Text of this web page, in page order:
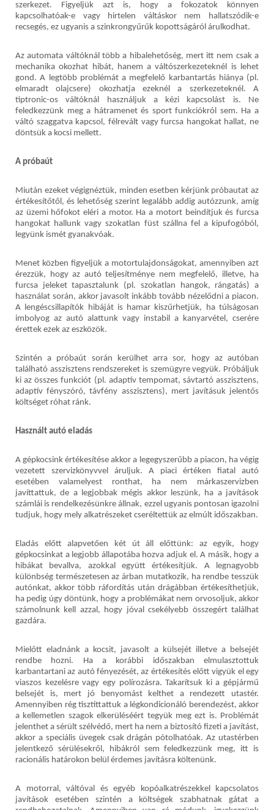
szerkezet. Figyeljük azt is, hogy a fokozatok könnyen
kapcsolhatóak-e vagy hirtelen váltáskor nem hallatszódik-e
recsegés, ez ugyanis a szinkrongyűrűk kopottságáról árulkodhat.
Az automata váltóknál több a hibalehetőség, mert itt nem csak a
mechanika okozhat hibát, hanem a váltószerkezeteknél is lehet
gond. A legtöbb problémát a megfelelő karbantartás hiánya (pl.
elmaradt olajcsere) okozhatja ezeknél a szerkezeteknél. A
tiptronic-os váltóknál használjuk a kézi kapcsolást is. Ne
feledkezzünk meg a hátramenet és sport funkciókról sem. Ha a
váltó szaggatva kapcsol, félrevált vagy furcsa hangokat hallat, ne
döntsük a kocsi mellett.
A próbaút
Miután ezeket végignéztük, minden esetben kérjünk próbautat az
értékesítőtől, és lehetőség szerint legalább addig autózzunk, amíg
az üzemi hőfokot eléri a motor. Ha a motort beindítjuk és furcsa
hangokat hallunk vagy szokatlan füst szállna fel a kipufogóból,
legyünk ismét gyanakvóak.
Menet közben figyeljük a motortulajdonságokat, amennyiben azt
érezzük, hogy az autó teljesítménye nem megfelelő, illetve, ha
furcsa jeleket tapasztalunk (pl. szokatlan hangok, rángatás) a
használat során, akkor javasolt inkább tovább nézelődni a piacon.
A lengéscsillapítók hibáját is hamar kiszűrhetjük, ha túlságosan
imbolyog az autó alattunk vagy instabil a kanyarvétel, cserére
érettek ezek az eszközök.
Szintén a próbaút során kerülhet arra sor, hogy az autóban
található asszisztens rendszereket is szemügyre vegyük. Próbáljuk
ki az összes funkciót (pl. adaptív tempomat, sávtartó asszisztens,
adaptív fényszóró, távfény asszisztens), mert javításuk jelentős
költséget róhat ránk.
Használt autó eladás
A gépkocsink értékesítése akkor a legegyszerűbb a piacon, ha végig
vezetett szervizkönyvvel áruljuk. A piaci értéken fiatal autó
esetében valamelyest ronthat, ha nem márkaszervizben
javíttattuk, de a legjobbak mégis akkor leszünk, ha a javítások
számlái is rendelkezésünkre állnak, ezzel ugyanis pontosan igazolni
tudjuk, hogy mely alkatrészeket cseréltettük az elmúlt időszakban.
Eladás előtt alapvetően két út áll előttünk: az egyik, hogy
gépkocsinkat a legjobb állapotába hozva adjuk el. A másik, hogy a
hibákat bevallva, azokkal együtt értékesítjük. A legnagyobb
különbség természetesen az árban mutatkozik, ha rendbe tesszük
autónkat, akkor több ráfordítás után drágábban értékesíthetjük,
ha pedig úgy döntünk, hogy a problémákat nem orvosoljuk, akkor
számolnunk kell azzal, hogy jóval csekélyebb összegért találhat
gazdára.
Mielőtt eladnánk a kocsit, javasolt a külsejét illetve a belsejét
rendbe hozni. Ha a korábbi időszakban elmulasztottuk
karbantartani az autó fényezését, az értékesítés előtt vigyük el egy
viaszos kezelésre vagy egy polírozásra. Takarítsuk ki a gépjármű
belsejét is, mert jó benyomást kelthet a rendezett utastér.
Amennyiben rég tisztíttattuk a légkondicionáló berendezést, akkor
a kellemetlen szagok elkerüléséért tegyük meg ezt is. Problémát
jelenthet a sérült szélvédő, mert ha nem a biztosító fizeti a javítást,
akkor a speciális üvegek csak drágán pótolhatóak. Az utastérben
jelentkező sérülésekről, hibákról sem feledkezzünk meg, itt is
racionális határokon belül érdemes javításra költenünk.
A motorral, váltóval és egyéb kopóalkatrészekkel kapcsolatos
javítások esetében szintén a költségek szabhatnak gátat a